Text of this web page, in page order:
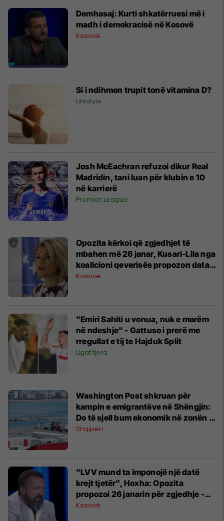
Demhasaj: Kurti shkatërruesi më i
madh i demokracisë në Kosovë
Kosovë
Si i ndihmon trupit tonë vitamina D?
Lifestyle
Josh McEachran refuzoi dikur Real
Madridin, tani luan për klubin e 10
në karrierë
Premier League
Opozita kërkoi që zgjedhjet të
mbahen më 26 janar, Kusari-Lila nga
koalicioni qeverisës propozon data
të tjera
Kosovë
"Emiri Sahiti u vonua, nuk e morëm
në ndeshje" - Gattuso i prerë me
rregullat e tij te Hajduk Split
Ligat tjera
Washington Post shkruan për
kampin e emigrantëve në Shëngjin:
Do të sjell bum ekonomik në zonën e
varfër
Shqipëri
"LVV mund ta imponojë një datë
krejt tjetër", Hoxha: Opozita
propozoi 26 janarin për zgjedhje -
është data më e disfavorshme për
Kosovë